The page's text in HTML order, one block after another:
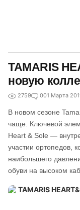
TAMARIS
новую
2759 001 Марта
В новом сезоне
чаще. Ключевой
Heart & Sole —
участии ортопедов,
наибольшего
обуви на высоком